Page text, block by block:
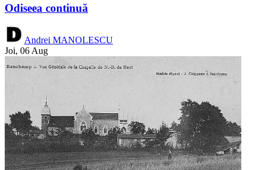
Odiseea continuă
Andrei MANOLESCU
Joi, 06 Aug